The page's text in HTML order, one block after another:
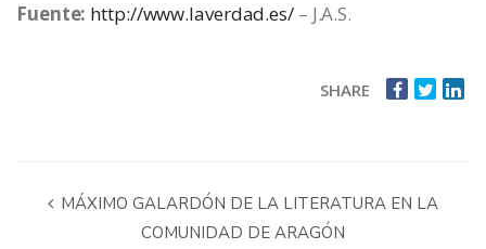
Fuente: http://www.laverdad.es/– J.A.S.
SHARE
MÁXIMO GALARDÓN DE LA LITERATURA EN LA
COMUNIDAD DE ARAGÓN